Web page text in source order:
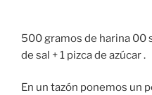
500 gramos de harina 00
de sal + 1 pizca de azúcar .
En un tazón ponemos un